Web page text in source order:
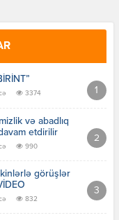
3374
və abadlıq
etdirilir
990
görüşlər
832